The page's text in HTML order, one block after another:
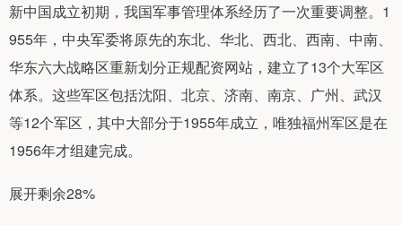
新中国成立初期，我国军事管理体系经历了一次重要调整。1
955年，中央军委将原先的东北、华北、西北、西南、中南、
华东六大战略区重新划分正规配资网站，建立了13个大军区
体系。这些军区包括沈阳、北京、济南、南京、广州、武汉
等12个军区，其中大部分于1955年成立，唯独福州军区是在
1956年才组建完成。
展开剩余28%